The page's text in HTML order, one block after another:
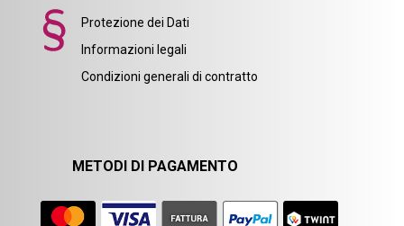
Protezione dei Dati
Informazioni legali
Condizioni generali di contratto
METODI DI PAGAMENTO